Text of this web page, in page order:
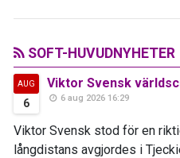
SOFT-HUVUDNYHETER
AUG
6
Viktor Svensk
6 aug 2026 16:29
Viktor Svensk stod för en
långdistans avgjordes i